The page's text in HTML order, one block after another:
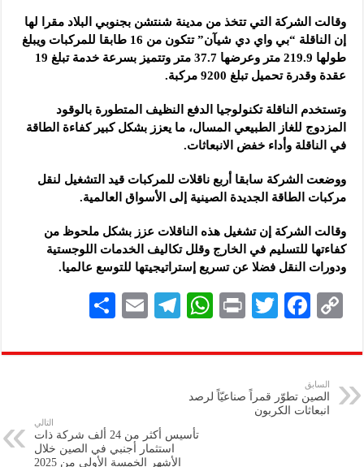
وقالت الشركة التي تتخذ من مدينة شنتشن بجنوبي البلاد مقرا لها
إن الناقلة “بي واي دي شيآن” تتكون من 16 طابقا للمركبات ويبلغ
طولها 219.9 متر وعرضها 37.7 متر وتتميز بسرعة خدمة تبلغ 19
عقدة وقدرة تحميل تبلغ 9200 مركبة.
وتستخدم الناقلة تكنولوجيا الدفع النظيف المتطورة بالوقود
المزدوج للغاز الطبيعي المسال، ما يعزز بشكل كبير كفاءة الطاقة
في الناقلة وأداء خفض الانبعاثات.
ووضعت الشركة سابقا أربع ناقلات للمركبات قيد التشغيل لنقل
مركبات الطاقة الجديدة الصينية إلى الأسواق العالمية.
وقالت الشركة إن تشغيل هذه الناقلات عزز بشكل ملحوظ من
كفاءتها للتسليم في الخارج وقلل تكاليف الخدمات اللوجستية
ودورات النقل فضلا عن تسريع إستراتيجيتها للتوسع عالميا.
C
p
y
Li
F
eb
k
T
tt
er
P
nt
W
at
p
p
Te
gr
E
ai
ar
السابق
الصين تطوّر قمراً صناعيّاً لرصد
انبعاثات الكربون
التالي
تأسيس أكثر من 24 ألف شركة ذات
استثمار أجنبي في الصين خلال
الأشهر الخمسة الأولى من 2025